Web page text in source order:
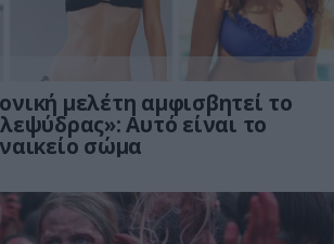
μελέτη αμφισβητεί το
Αυτό είναι το
σώμα